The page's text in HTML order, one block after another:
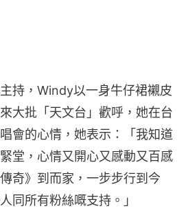
持，Windy以一身牛仔裙襯皮
大批「天文台」歡呼，她在台
會的心情，她表示：「我知道
堂，心情又開心又感動又百感
奇》到而家，一步步行到今
同所有粉絲嘅支持。」